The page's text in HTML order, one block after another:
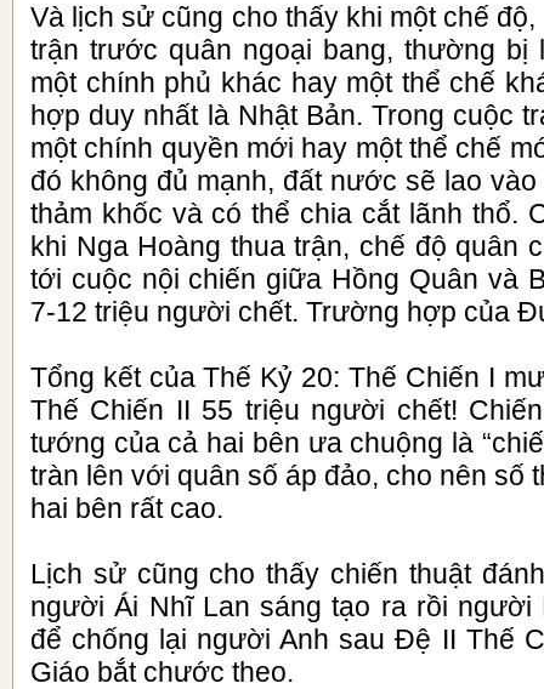
Và lịch sử cũng cho thấy khi một chế
trận trước quân ngoại bang, thường bị
một chính phủ khác hay một thể chế
hợp duy nhất là Nhật Bản. Trong cuộc
một chính quyền mới hay một thể chế
đó không đủ mạnh, đất nước sẽ lao
thảm khốc và có thể chia cắt lãnh thổ.
khi Nga Hoàng thua trận, chế độ quân
tới cuộc nội chiến giữa Hồng Quân và
7-12 triệu người chết. Trường hợp của
Tổng kết của Thế Kỷ 20: Thế Chiến I
Thế Chiến II 55 triệu người chết!
tướng của cả hai bên ưa chuộng là
tràn lên với quân số áp đảo, cho nên số
hai bên rất cao.
Lịch sử cũng cho thấy chiến thuật
người Ái Nhĩ Lan sáng tạo ra rồi người
để chống lại người Anh sau Đệ II Thế
Giáo bắt chước theo.